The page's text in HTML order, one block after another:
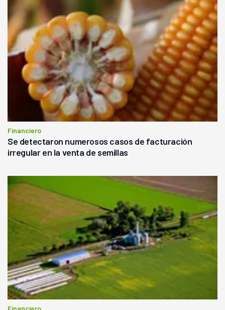
Financiero
Se detectaron numerosos casos de facturación
irregular en la venta de semillas